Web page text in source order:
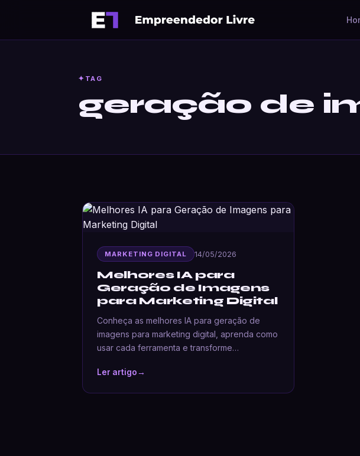
TAG
geração de
MARKETING DIGITAL 14/05/2026
Melhores IA para
Geração de Imagens
para Marketing Digital
Conheça as melhores IA para geração de
imagens para marketing digital, aprenda como
usar cada ferramenta e transforme…
Ler artigo→